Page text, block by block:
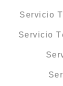
Servicio
Servicio